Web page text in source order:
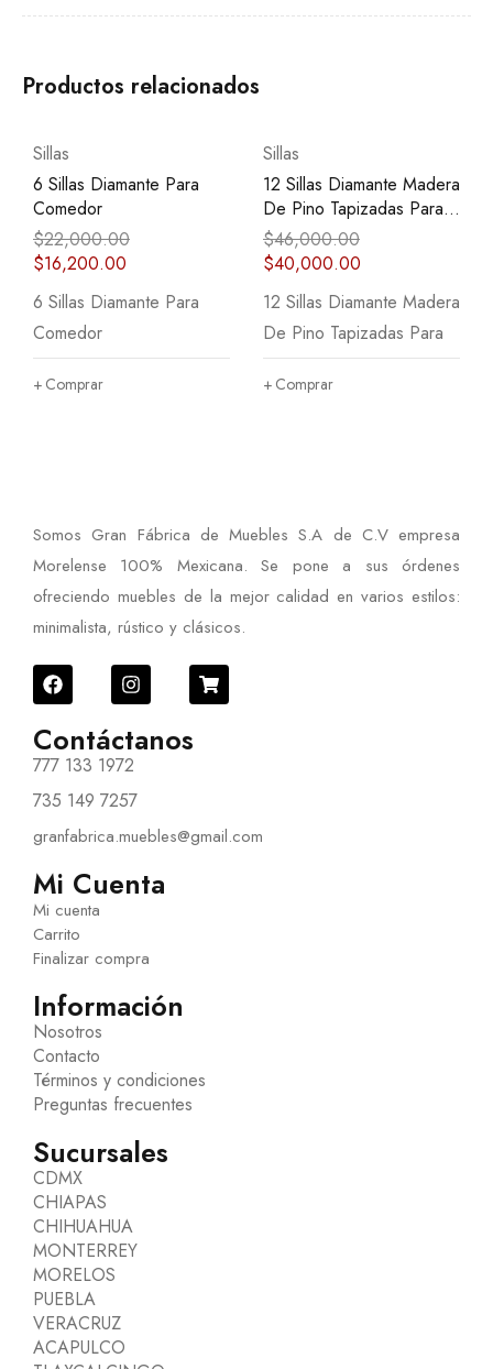
Productos relacionados
COMPRAR
Sillas
12 Sillas Diamante Madera
De Pino Tapizadas Para
Comedor
$46,000.00
$40,000.00
12 Sillas Diamante Madera
De Pino Tapizadas Para
Comprar
Sillas
5 Sillas De Comedor
Diamante
$13,500.00
5 Sillas De Comedor
Diamante
Comprar
Somos Gran Fábrica de Muebles S.A de C.V empresa
Morelense 100% Mexicana. Se pone a sus órdenes
ofreciendo muebles de la mejor calidad en varios estilos:
minimalista, rústico y clásicos.
Contáctanos
777 133 1972
735 149 7257
granfabrica.muebles@gmail.com
Mi Cuenta
Mi cuenta
Carrito
Finalizar compra
Información
Nosotros
Contacto
Términos y condiciones
Preguntas frecuentes
Sucursales
CDMX
CHIAPAS
CHIHUAHUA
MONTERREY
MORELOS
PUEBLA
VERACRUZ
ACAPULCO